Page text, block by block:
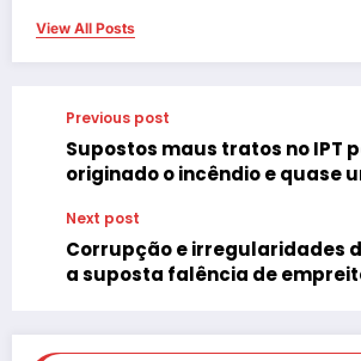
View All Posts
Previous post
Supostos maus tratos no IPT
originado o incêndio e quase
Next post
Corrupção e irregularidades
a suposta falência de